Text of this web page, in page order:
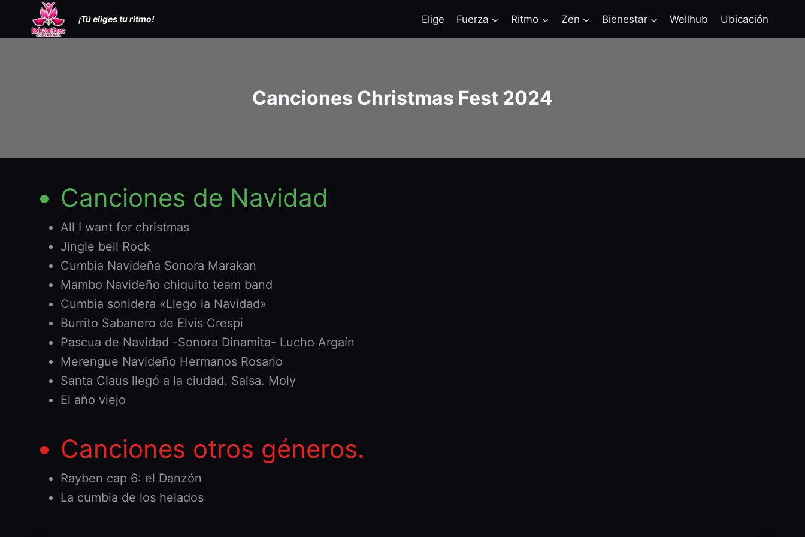
contenido
¡Tú eliges tu ritmo! Elige Fuerza Ritmo Zen Bienestar Wellhub Ubicación
Canciones Christmas Fest 2024
Canciones de Navidad
All I want for christmas
Jingle bell Rock
Cumbia Navideña Sonora Marakan
Mambo Navideño chiquito team band
Cumbia sonidera «Llego la Navidad»
Burrito Sabanero de Elvis Crespi
Pascua de Navidad -Sonora Dinamita- Lucho Argaín
Merengue Navideño Hermanos Rosario
Santa Claus llegó a la ciudad. Salsa. Moly
El año viejo
Canciones otros géneros.
Rayben cap 6: el Danzón
La cumbia de los helados